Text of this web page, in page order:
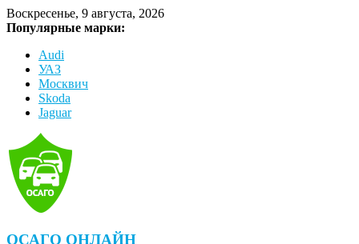
Воскресенье, 9 августа, 2026
Популярные марки:
Audi
УАЗ
Москвич
Skoda
Jaguar
ОСАГО ОНЛАЙН